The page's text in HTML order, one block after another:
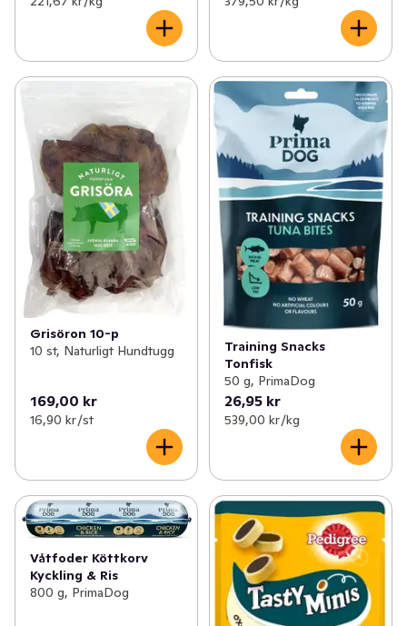
Grisöron 10-p
10 st, Naturligt Hundtugg
169,00 kr
16,90 kr /st
Training Snacks
Tonfisk
50 g, PrimaDog
26,95 kr
539,00 kr /kg
Våtfoder Köttkorv
Kyckling & Ris
800 g, PrimaDog